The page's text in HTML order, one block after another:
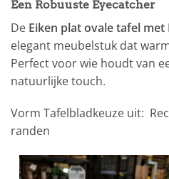
Een Robuuste Eyecatcher
De Eiken plat ovale tafel met
elegant meubelstuk dat
Perfect voor wie houdt van
natuurlijke touch.
Vorm Tafelbladkeuze uit:
randen